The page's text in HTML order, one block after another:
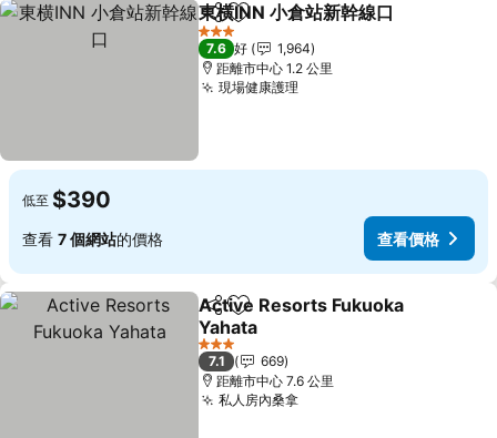
分享 放到收藏夾
東横INN 小倉站新幹線口
3 星級
7.6 好
1,964
距離市中心 1.2 公里
現場健康護理
低至 $390
查看 7 個網站的價格 查看價格
分享 放到收藏夾
Active Resorts Fukuoka
Yahata
3 星級
7.1
669
距離市中心 7.6 公里
私人房內桑拿